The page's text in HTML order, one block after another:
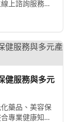
上諮詢服務、
健服務與多元
藥品、美容保
專業健康知